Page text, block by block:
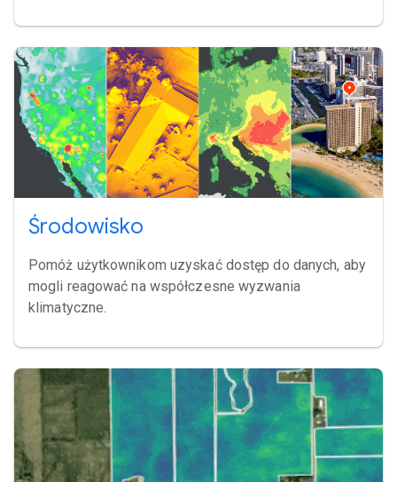
Środowisko
Pomóż użytkownikom uzyskać dostęp do danych, aby
mogli reagować na współczesne wyzwania
klimatyczne.